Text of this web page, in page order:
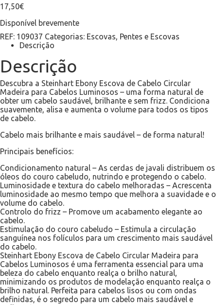
17,50€
Disponível brevemente
REF: 109037 Categorias: Escovas, Pentes e Escovas
Descrição
Descrição
Descubra a Steinhart Ebony Escova de Cabelo Circular
Madeira para Cabelos Luminosos – uma forma natural de
obter um cabelo saudável, brilhante e sem frizz. Condiciona
suavemente, alisa e aumenta o volume para todos os tipos
de cabelo.
Cabelo mais brilhante e mais saudável – de forma natural!
Principais benefícios:
Condicionamento natural – As cerdas de javali distribuem os
óleos do couro cabeludo, nutrindo e protegendo o cabelo.
Luminosidade e textura do cabelo melhoradas – Acrescenta
luminosidade ao mesmo tempo que melhora a suavidade e o
volume do cabelo.
Controlo do frizz – Promove um acabamento elegante ao
cabelo.
Estimulação do couro cabeludo – Estimula a circulação
sanguínea nos folículos para um crescimento mais saudável
do cabelo.
Steinhart Ebony Escova de Cabelo Circular Madeira para
Cabelos Luminosos é uma ferramenta essencial para uma
beleza do cabelo enquanto realça o brilho natural,
minimizando os produtos de modelação enquanto realça o
brilho natural. Perfeita para cabelos lisos ou com ondas
definidas, é o segredo para um cabelo mais saudável e